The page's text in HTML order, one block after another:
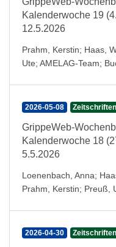
Kalenderwoche 19
12.5.2026
Prahm, Kerstin; Haas,
Ute; AMELAG-Team;
2026-05-08
GrippeWeb-
Kalenderwoche 18
5.5.2026
Loenenbach, Anna;
Prahm, Kerstin; Preuß,
2026-04-30